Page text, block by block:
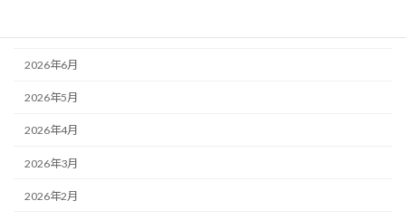
2026年6月
2026年5月
2026年4月
2026年3月
2026年2月